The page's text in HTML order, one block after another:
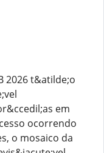
2026 t&atilde;o
em
ocorrendo
o mosaico da